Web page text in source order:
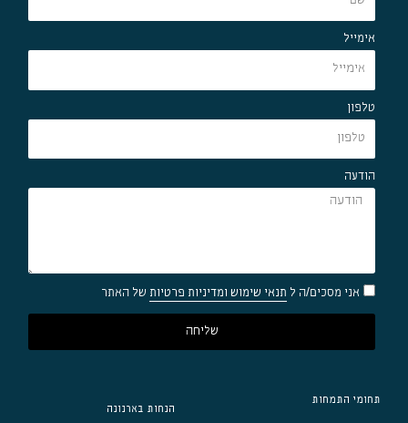
אימייל
טלפון
הודעה
אני מסכים/ה ל תנאי שימוש ומדיניות פרטיות של האתר
שליחה
תחומי התמחות
הנחות בארנונה